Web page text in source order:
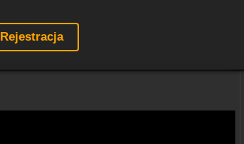
Rejestracja